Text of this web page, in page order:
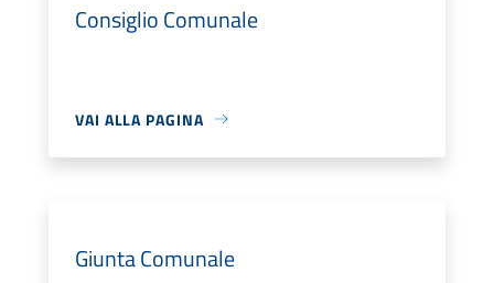
Consiglio Comunale
VAI ALLA PAGINA
Giunta Comunale